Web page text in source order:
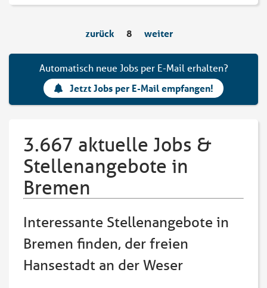
zurück 8 weiter
Automatisch neue Jobs per E-Mail erhalten?
Jetzt Jobs per E-Mail empfangen!
3.667 aktuelle Jobs &
Stellenangebote in
Bremen
Interessante Stellenangebote in
Bremen finden, der freien
Hansestadt an der Weser